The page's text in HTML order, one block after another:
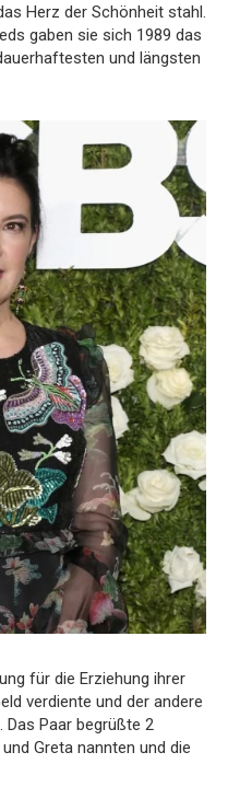
Herz der Schönheit stahl.
gaben sie sich 1989 das
und längsten
für die Erziehung ihrer
verdiente und der andere
Das Paar begrüßte 2
Greta nannten und die